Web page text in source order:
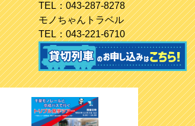
TEL：043-287-8278
モノちゃんトラベル
TEL：043-221-6710